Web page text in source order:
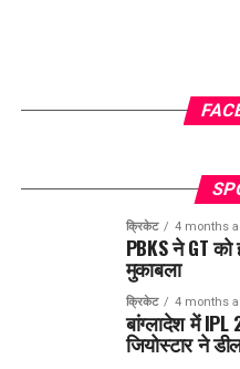
क्रिकेट 4 months
PBKS ने GT
मुकाबला
क्रिकेट 4 months
बांग्लादेश में
जियोस्टार ने